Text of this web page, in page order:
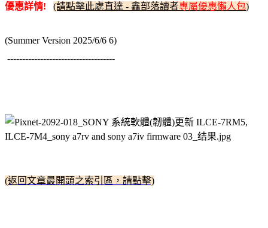
優惠詳情! (請點擊此處直達 - 鑫部落讀者專屬優惠懶人包)
(Summer Version 2025/6/6 6)
------------------------------------
(返回文章最開頭之索引區，請點擊)